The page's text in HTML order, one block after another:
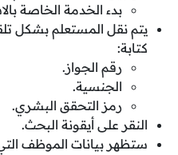
بدء الخدمة الخاصة
يتم نقل المستعلم بشكل
كتابة:
رقم الجواز.
الجنسية.
رمز التحقق البشري.
النقر على أيقونة البحث.
ستظهر بيانات الموظف